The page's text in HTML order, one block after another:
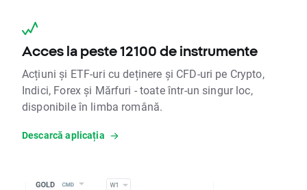
Acces la peste 12100 de instrumente
Acțiuni și ETF-uri cu deținere și CFD-uri pe Crypto,
Indici, Forex și Mărfuri - toate într-un singur loc,
disponibile în limba română.
Descarcă aplicația